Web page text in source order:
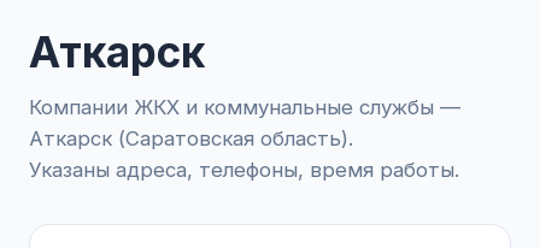
Аткарск
Компании ЖКХ и коммунальные службы —
Аткарск (Саратовская область).
Указаны адреса, телефоны, время работы.